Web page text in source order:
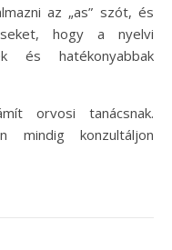
az „as” szót, és
hogy a nyelvi
és hatékonyabbak
orvosi tanácsnak.
mindig konzultáljon